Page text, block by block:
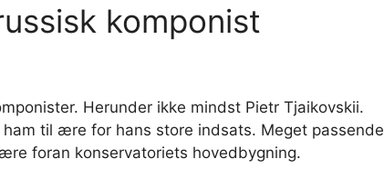
komponist
Herunder ikke mindst Pietr Tjaikovskii.
ham til ære for hans store indsats. Meget passende
foran konservatoriets hovedbygning.